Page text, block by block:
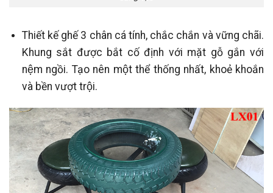
Thiết kế ghế 3 chân cá tính, chắc chắn và vững chãi.
Khung sắt được bắt cố định với mặt gỗ gắn với
nệm ngồi. Tạo nên một thể thống nhất, khoẻ khoắn
và bền vượt trội.